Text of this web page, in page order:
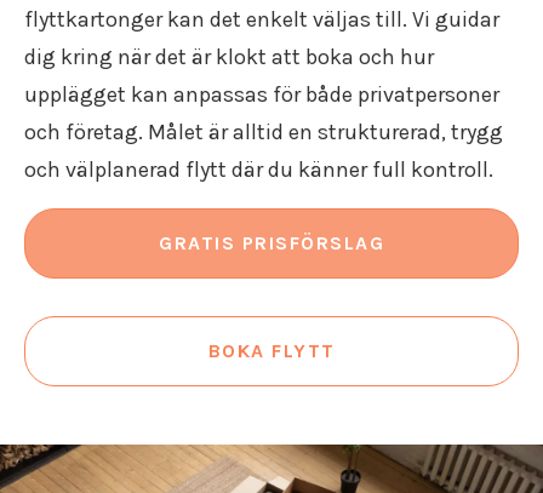
Flyttfirma Göteborg Stockholm
Flyttfirma Hallsberg
Flyttfirma Hallstahammar
Flyttfirma Haninge
Flyttfirma Järna
Flyttfirma Karlskoga
Flyttfirma Kinda
Flyttfirma Lindesberg
Flyttfirma Malmköping
Flyttfirma Malmö Stockholm
flyttkartonger kan det enkelt väljas till. Vi guidar
dig kring när det är klokt att boka och hur
upplägget kan anpassas för både privatpersoner
och företag. Målet är alltid en strukturerad, trygg
och välplanerad flytt där du känner full kontroll.
GRATIS PRISFÖRSLAG
BOKA FLYTT